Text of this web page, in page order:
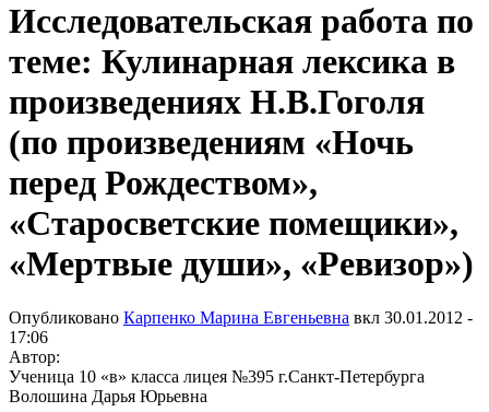
Исследовательская работа по
теме: Кулинарная лексика в
произведениях Н.В.Гоголя
(по произведениям «Ночь
перед Рождеством»,
«Старосветские помещики»,
«Мертвые души», «Ревизор»)
Опубликовано Карпенко Марина Евгеньевна вкл 30.01.2012 -
17:06
Автор:
Ученица 10 «в» класса лицея №395 г.Санкт-Петербурга
Волошина Дарья Юрьевна